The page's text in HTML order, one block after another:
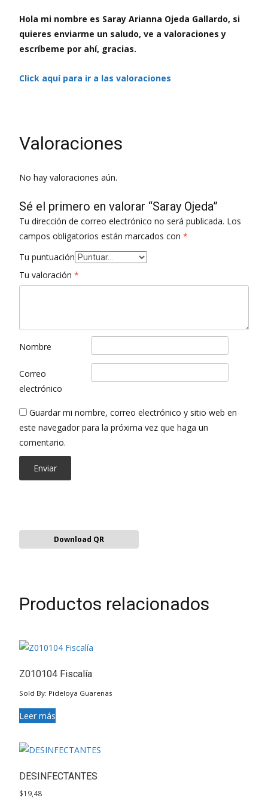
Hola mi nombre es Saray Arianna Ojeda Gallardo, si
quieres enviarme un saludo, ve a valoraciones y
escríbeme por ahí, gracias.
Click aquí para ir a las valoraciones
Valoraciones
No hay valoraciones aún.
Sé el primero en valorar “Saray Ojeda”
Tu dirección de correo electrónico no será publicada. Los
campos obligatorios están marcados con *
Tu puntuación
Tu valoración *
Nombre
Correo
electrónico
Guardar mi nombre, correo electrónico y sitio web en
este navegador para la próxima vez que haga un
comentario.
Download QR
Productos relacionados
Z010104 Fiscalía
Sold By: Pideloya Guarenas
Leer más
DESINFECTANTES
$19,48